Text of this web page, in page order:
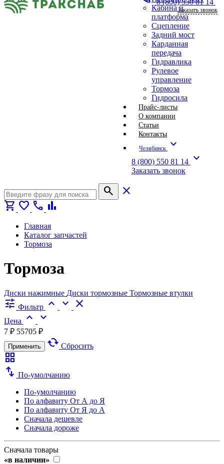
Кабина и
платформа
Сцепление
Задний мост
Карданная
передача
Гидравлика
Рулевое
управление
Тормоза
Гидросила
Прайс-листы
О компании
Статьи
Контакты
Челябинск expand_more
8 (800) 550 81 14 expand_more
Заказать звонок
Заказать звонок
search
close
shopping_cart favorite call bar_chart
Главная
Каталог запчастей
Тормоза
Тормоза
Диски нажимные Диски тормозные Тормозные втулки
tune Фильтр expand_less expand_more close
Цена expand_less expand_more
7 ₽ 55705 ₽
Применить cached Сбросить
grid_view
swap_vert По-умолчанию
По-умолчанию
По алфавиту От А до Я
По алфавиту От Я до А
Сначала дешевле
Сначала дороже
Сначала товары
«в наличии»